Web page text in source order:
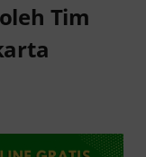
Tim